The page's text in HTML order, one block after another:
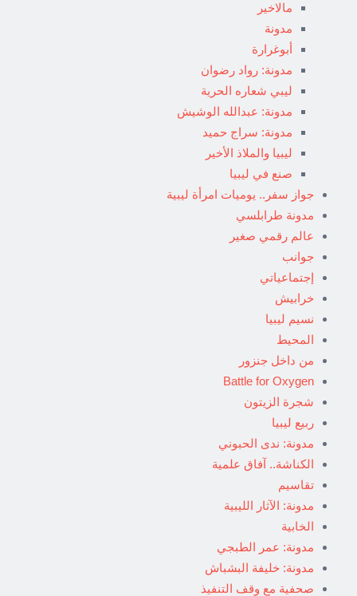
مالاخير
مدونة
أبوغرارة
مدونة: رواد رضوان
ليبي شعاره الحرية
مدونة: عبدالله الوشيش
مدونة: سراج حميد
ليبيا والملاذ الأخير
صنع في ليبيا
جواز سفر.. يوميات امرأة ليبية
مدونة طرابلسي
عالم رقمي صغير
جوانب
إجتماعياتي
خرابيش
نسيم ليبيا
المحيط
من داخل جنزور
Battle for Oxygen
شجرة الزيتون
ربيع ليبيا
مدونة: ندى الحبوني
الكناشة.. آفاق علمية
تقاسيم
مدونة: الآثار الليبية
الخابية
مدونة: عمر الطبجي
مدونة: خليفة البشباش
صحفية مع وقف التنفيذ